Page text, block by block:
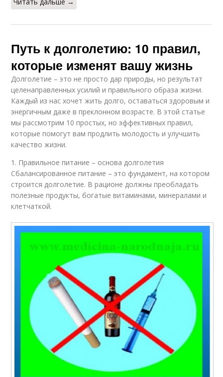
Путь к долголетию: 10 правил,
которые изменят вашу жизнь
Долголетие – это не просто дар природы, но результат
целенаправленных усилий и правильного образа жизни.
Каждый из нас хочет жить долго, оставаться здоровым и
энергичным даже в преклонном возрасте. В этой статье
мы рассмотрим 10 простых, но эффективных правил,
которые помогут вам продлить молодость и улучшить
качество жизни.
1. Правильное питание – основа долголетия
Сбалансированное питание – это фундамент, на котором
строится долголетие. В рационе должны преобладать
полезные продукты, богатые витаминами, минералами и
клетчаткой.